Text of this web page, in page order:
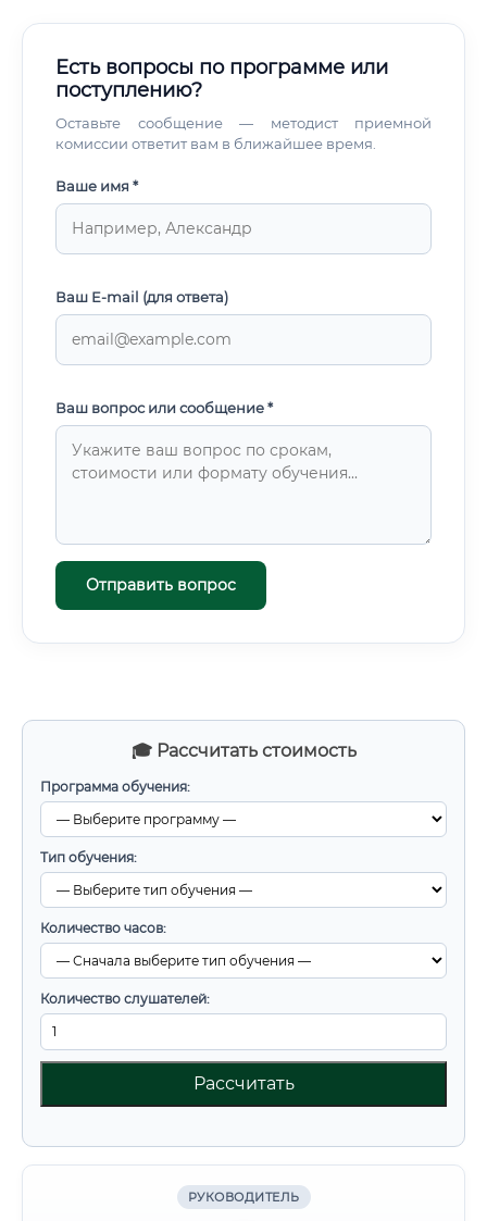
🎓 Рассчитать стоимость
Программа обучения:
Тип обучения:
Количество часов:
Количество слушателей:
Рассчитать
РУКОВОДИТЕЛЬ
Есть вопросы по программе или
поступлению?
Оставьте сообщение — методист приемной
комиссии ответит вам в ближайшее время.
Ваше имя *
Ваш E-mail (для ответа)
Ваш вопрос или сообщение *
Отправить вопрос